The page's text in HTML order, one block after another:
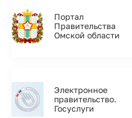
Портал
Правительства
Омской области
Электронное
правительство.
Госуслуги